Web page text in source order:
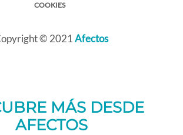
COOKIES
© 2021Afectos
MÁS DESDE
AFECTOS